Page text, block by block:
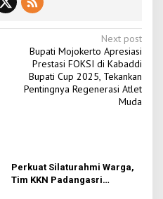
Next post
Bupati Mojokerto Apresiasi
Prestasi FOKSI di Kabaddi
Bupati Cup 2025, Tekankan
Pentingnya Regenerasi Atlet
Muda
Perkuat Silaturahmi Warga,
Tim KKN Padangasri